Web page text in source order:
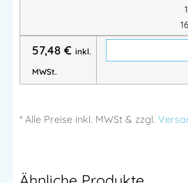
Kompatibel mit 1-L- & 2-
Ausgenommen:
Physioderm® RAPITUFF®
Kein Kontakt zwischen
Einfache Bedienung &
Dosiermenge einstellbar:
57,48 € inkl.
MWSt.
* Alle Preise inkl. MWSt & zzgl.